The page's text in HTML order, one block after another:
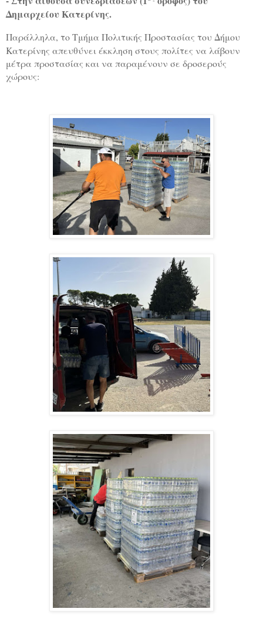
Δημαρχείου Κατερίνης.
Παράλληλα, το Τμήμα Πολιτικής Προστασίας του Δήμου
Κατερίνης απευθύνει έκκληση στους πολίτες να λάβουν
μέτρα προστασίας και να παραμένουν σε δροσερούς
χώρους: